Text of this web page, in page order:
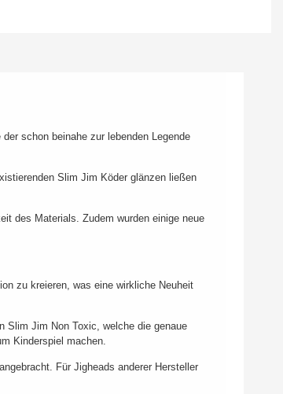
schon beinahe zur lebenden Legende
Slim Jim Köder glänzen ließen
des Materials. Zudem wurden einige neue
zu kreieren, was eine wirkliche Neuheit
Slim Jim Non Toxic, welche die genaue
Kinderspiel machen.
Für Jigheads anderer Hersteller